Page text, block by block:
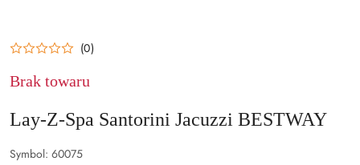
(0)
Brak towaru
Lay-Z-Spa Santorini Jacuzzi BESTWAY
Symbol: 60075